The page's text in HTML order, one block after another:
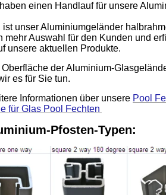
einen Handlauf für unsere
ist unser Aluminiumgeländer
mehr Auswahl für den Kunden und
unsere aktuellen Produkte.
der Aluminium-
es für Sie tun.
Informationen über unsere Pool
für Glas Pool Fechten
Pfosten-Typen: